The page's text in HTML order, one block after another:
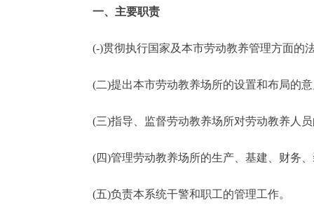
12345网上接诉即办
参与调查
走进北京
北京概况
一、主要职责
(-)贯彻执行国家及本市劳动教养管理方面的法
(二)提出本市劳动教养场所的设置和布局的意
(三)指导、监督劳动教养场所对劳动教养人员
(四)管理劳动教养场所的生产、基建、财务、
(五)负责本系统干警和职工的管理工作。